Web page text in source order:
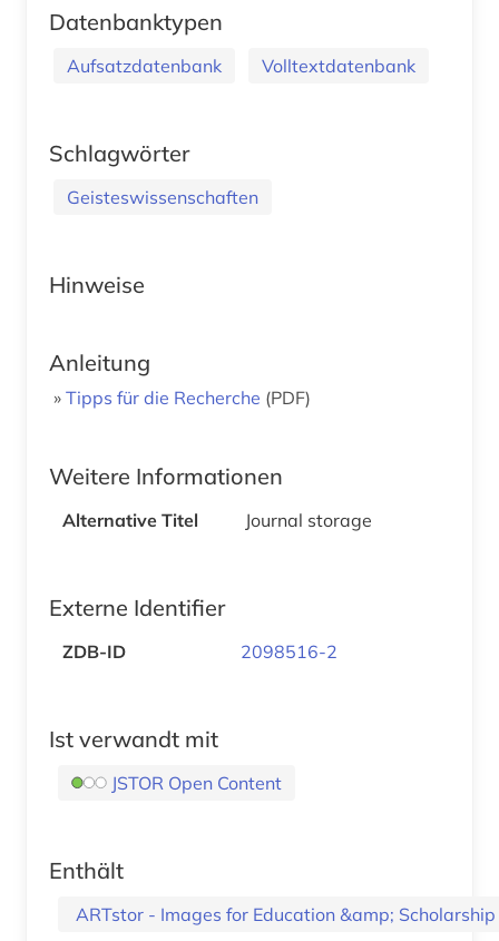
Datenbanktypen
Aufsatzdatenbank Volltextdatenbank
Schlagwörter
Geisteswissenschaften
Hinweise
Anleitung
» Tipps für die Recherche (PDF)
Weitere Informationen
Alternative Titel Journal storage
Externe Identifier
ZDB-ID 2098516-2
Ist verwandt mit
JSTOR Open Content
Enthält
ARTstor - Images for Education &amp;